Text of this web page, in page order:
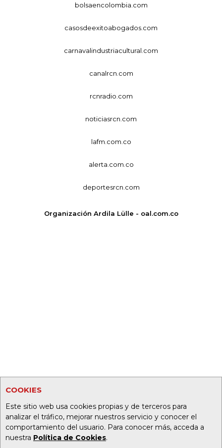
COOKIES
Este sitio web usa cookies propias y de terceros para
analizar el tráfico, mejorar nuestros servicio y conocer el
comportamiento del usuario. Para conocer más, acceda a
nuestra Política de Cookies.
bolsaencolombia.com
casosdeexitoabogados.com
carnavalindustriacultural.com
canalrcn.com
rcnradio.com
noticiasrcn.com
lafm.com.co
alerta.com.co
deportesrcn.com
Organización Ardila Lülle - oal.com.co